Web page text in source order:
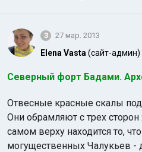
3 27 мар. 2013
Elena Vasta (сайт-админ)
Северный форт Бадами.
Отвесные красные скалы
Они обрамляют с трех
самом верху находится то,
могущественных Чалукьев -